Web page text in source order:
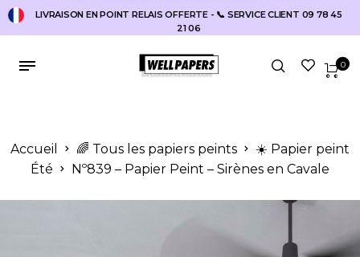
LIVRAISON EN POINT RELAIS OFFERTE - 📞 SERVICE CLIENT 09 78 45
21 06
0
Accueil 🌈 Tous les papiers peints
☀️ Papier peint
Été
Nº839 – Papier Peint – Sirènes en Cavale